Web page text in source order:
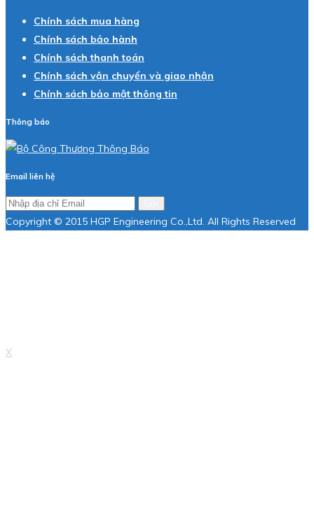
Chính sách mua hàng
Chính sách bảo hành
Chính sách thanh toán
Chính sách vận chuyển và giao nhận
Chính sách bảo mật thông tin
Thông báo
Email liên hệ
Copyright © 2015 HGP Engineering Co.,Ltd. All Rights Reserved
X